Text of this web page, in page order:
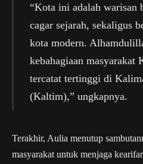
“Kota ini adalah warisan
cagar sejarah, sekaligus
kota modern.
kebahagiaan masyarakat
tercatat tertinggi di
(Kaltim),” ungkapnya.
Terakhir, Aulia menutup
masyarakat untuk menjaga